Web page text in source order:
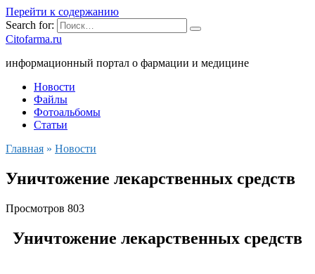
Перейти к содержанию
Search for:
Citofarma.ru
информационный портал о фармации и медицине
Новости
Файлы
Фотоальбомы
Статьи
Главная » Новости
Уничтожение лекарственных средств
Просмотров 803
Уничтожение лекарственных средств